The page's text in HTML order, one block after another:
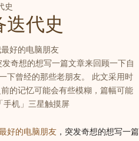
史
代史
好的电脑朋友
奇想的想写一篇文章来回顾一下自
下曾经的那些老朋友。 此文采用时
的记忆可能会有些模糊，篇幅可能
手机」三星触摸屏
好的电脑朋友 ，突发奇想的想写一篇